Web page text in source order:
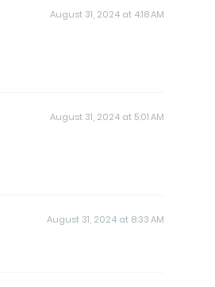
August 31, 2024 at 4:18 AM
August 31, 2024 at 5:01 AM
August 31, 2024 at 8:33 AM